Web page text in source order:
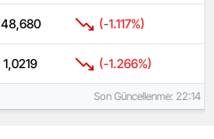
48,680 (-1.117%)
1,0219 (-1.266%)
Son Güncellenme: 22:14